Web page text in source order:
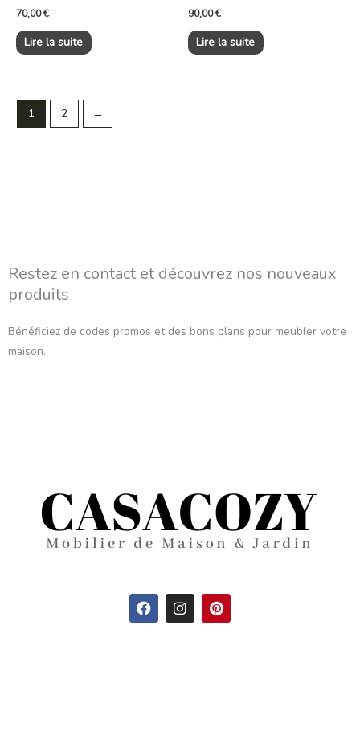
70,00€
Lire la suite
90,00€
Lire la suite
1 2 →
Restez en contact et découvrez nos nouveaux
produits
Bénéficiez de codes promos et des bons plans pour meubler votre
maison.
F
a
c
I
n
s
P
i
n